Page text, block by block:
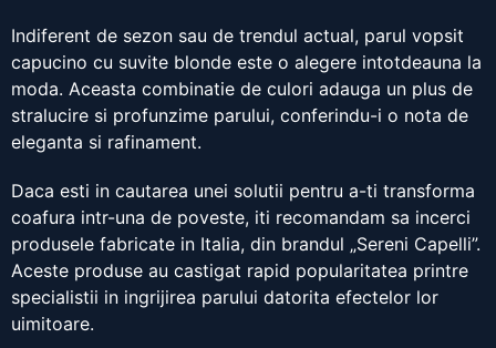
Indiferent de sezon sau de trendul actual, parul vopsit
capucino cu suvite blonde este o alegere intotdeauna la
moda. Aceasta combinatie de culori adauga un plus de
stralucire si profunzime parului, conferindu-i o nota de
eleganta si rafinament.
Daca esti in cautarea unei solutii pentru a-ti transforma
coafura intr-una de poveste, iti recomandam sa incerci
produsele fabricate in Italia, din brandul „Sereni Capelli”.
Aceste produse au castigat rapid popularitatea printre
specialistii in ingrijirea parului datorita efectelor lor
uimitoare.